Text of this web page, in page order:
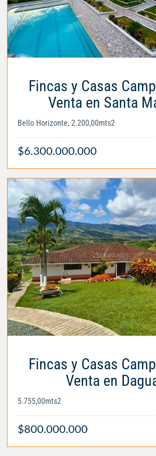
Fincas y Casas
Venta en Santa
Bello Horizonte, 2.200,00mts2
$6.300.000.000
Fincas y Casas
Venta en
5.755,00mts2
$800.000.000